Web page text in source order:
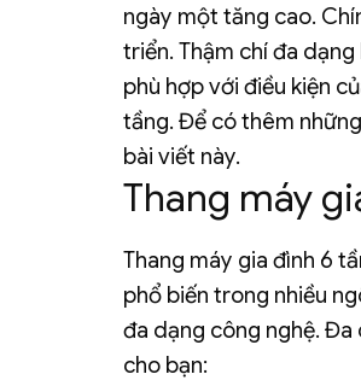
ngày một tăng cao.
triển. Thậm chí đa
phù hợp với điều kiện
tầng. Để có thêm
bài viết này.
Thang máy
Thang máy gia đình 6
phổ biến trong nhiều
đa dạng công nghệ. Đa
cho bạn: